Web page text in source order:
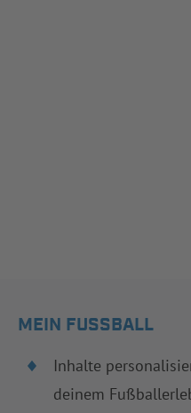
MEIN FUSSBALL
Inhalte
deinem